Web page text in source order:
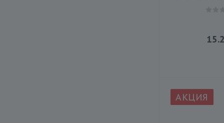
АКЦИЯ